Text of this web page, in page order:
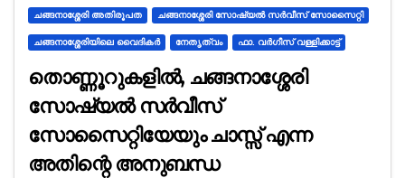
ചങ്ങനാശ്ശേരി അതിരൂപത ചങ്ങനാശ്ശേരി സോഷ്യൽ സർവീസ് സോസൈറ്റി
ചങ്ങനാശ്ശേരിയിലെ വൈദികർ നേതൃത്വം ഫാ. വർഗീസ് വള്ളിക്കാട്ട്
തൊണ്ണൂറുകളിൽ, ചങ്ങനാശ്ശേരി
സോഷ്യൽ സർവീസ്
സോസൈറ്റിയേയും ചാസ്സ് എന്ന
അതിന്റെ അനുബന്ധ